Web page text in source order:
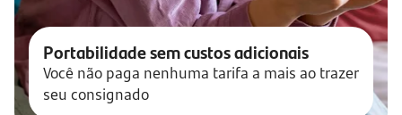
Portabilidade sem custos adicionais
Você não paga nenhuma tarifa a mais ao trazer
seu consignado